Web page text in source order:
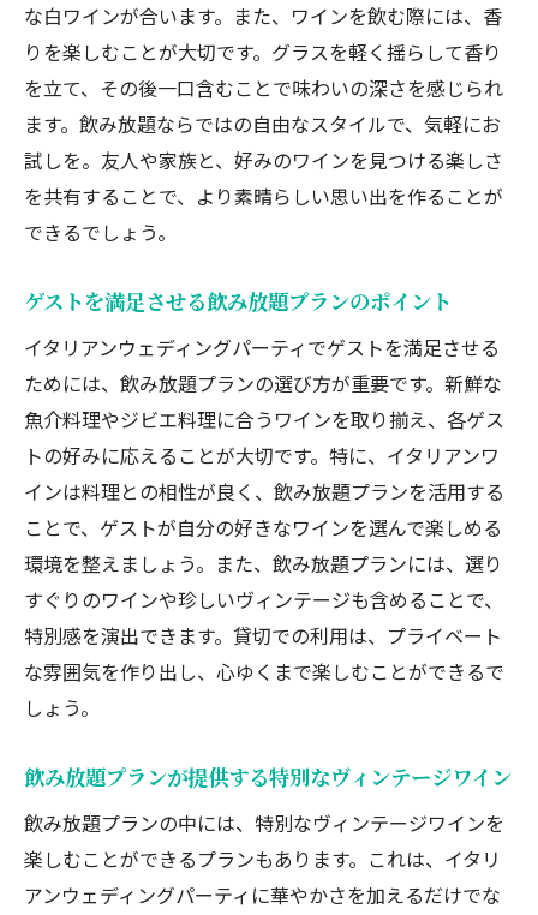
な白ワインが合います。また、ワインを飲む際には、香
りを楽しむことが大切です。グラスを軽く揺らして香り
を立て、その後一口含むことで味わいの深さを感じられ
ます。飲み放題ならではの自由なスタイルで、気軽にお
試しを。友人や家族と、好みのワインを見つける楽しさ
を共有することで、より素晴らしい思い出を作ることが
できるでしょう。
ゲストを満足させる飲み放題プランのポイント
イタリアンウェディングパーティでゲストを満足させる
ためには、飲み放題プランの選び方が重要です。新鮮な
魚介料理やジビエ料理に合うワインを取り揃え、各ゲス
トの好みに応えることが大切です。特に、イタリアンワ
インは料理との相性が良く、飲み放題プランを活用する
ことで、ゲストが自分の好きなワインを選んで楽しめる
環境を整えましょう。また、飲み放題プランには、選り
すぐりのワインや珍しいヴィンテージも含めることで、
特別感を演出できます。貸切での利用は、プライベート
な雰囲気を作り出し、心ゆくまで楽しむことができるで
しょう。
飲み放題プランが提供する特別なヴィンテージワイン
飲み放題プランの中には、特別なヴィンテージワインを
楽しむことができるプランもあります。これは、イタリ
アンウェディングパーティに華やかさを加えるだけでな